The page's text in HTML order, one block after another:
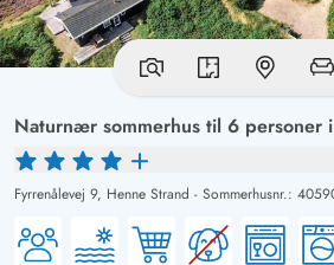
Naturnær sommerhus til 6 personer
Fyrrenålevej 9, Henne Strand - Sommerhusnr.: